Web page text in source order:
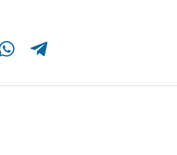
Compartir en Whatsapp Compartir en Telegram